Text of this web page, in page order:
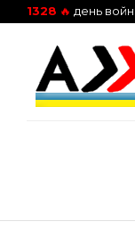
1328 🔥 день